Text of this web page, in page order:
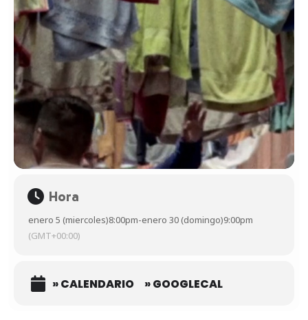
Hora
enero 5 (miercoles)8:00pm-enero 30 (domingo)9:00pm
(GMT+00:00)
» CALENDARIO » GOOGLECAL